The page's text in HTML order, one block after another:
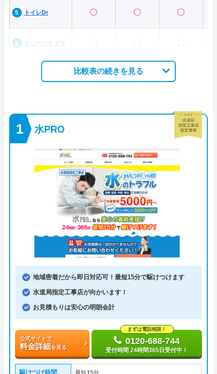
トイレDr 〇 〇 〇
クリーンライフ 〇 〇 〇
比較表の続きを見る
水PRO
地域密着だから即日対応可！最短15分で駆けつけます
水道局指定工事店が向かいます！
お見積もりは安心の明朗会計
公式サイトで
料金詳細を見る
まずは電話相談！
0120-688-744
受付時間 24時間365日受付中！
駆けつけ時間 最短15分